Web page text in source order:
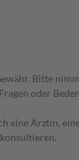
Bitte
oder
Ärztin,